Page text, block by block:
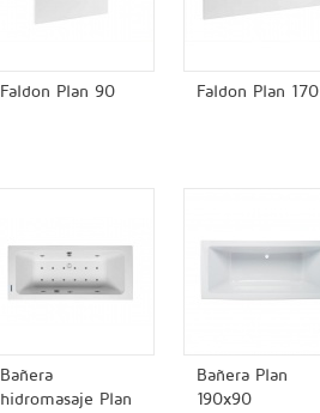
Faldon Plan 90 Faldon Plan 170
Bañera
hidromasaje Plan
Bañera Plan
190x90